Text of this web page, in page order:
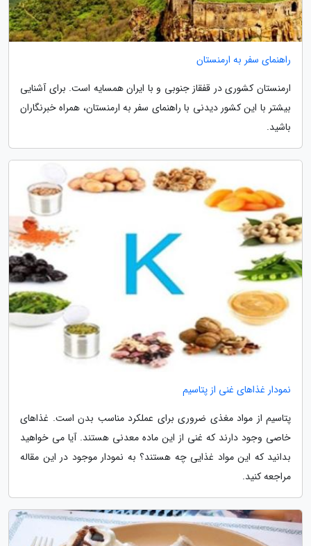
راهنمای سفر به ارمنستان
ارمنستان کشوری در قفقاز جنوبی و با ایران همسایه است. برای آشنایی
بیشتر با این کشور دیدنی با راهنمای سفر به ارمنستان، همراه خبرنگاران
باشید.
نمودار غذاهای غنی از پتاسیم
پتاسیم از مواد مغذی ضروری برای عملکرد مناسب بدن است. غذاهای
خاصی وجود دارند که غنی از این ماده معدنی هستند. آیا می خواهید
بدانید که این مواد غذایی چه هستند؟ به نمودار موجود در این مقاله
مراجعه کنید.